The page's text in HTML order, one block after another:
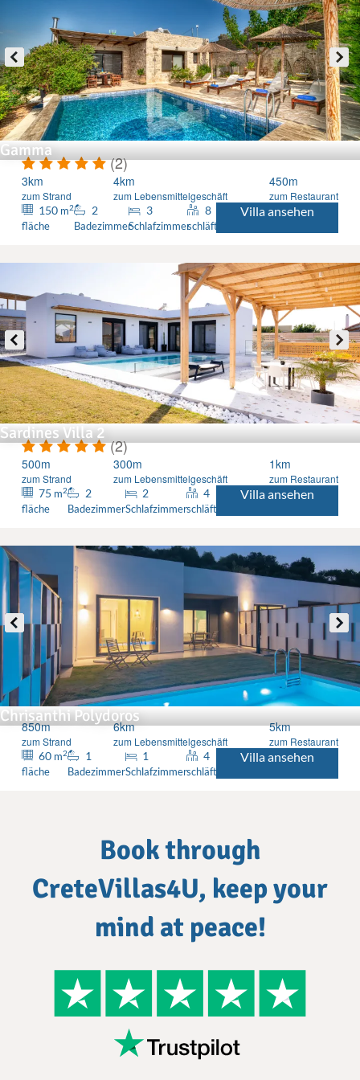
Gamma
(2)
3km
zum Strand
4km
zum Lebensmittelgeschäft
450m
zum Restaurant
150 m2
fläche
2
Badezimmer
3
Schlafzimmer
8
schläft
Villa ansehen
Sardines Villa 2
(2)
500m
zum Strand
300m
zum Lebensmittelgeschäft
1km
zum Restaurant
75 m2
fläche
2
Badezimmer
2
Schlafzimmer
4
schläft
Villa ansehen
Chrisanthi Polydoros
850m
zum Strand
6km
zum Lebensmittelgeschäft
5km
zum Restaurant
60 m2
fläche
1
Badezimmer
1
Schlafzimmer
4
schläft
Villa ansehen
Book through
CreteVillas4U, keep your
mind at peace!